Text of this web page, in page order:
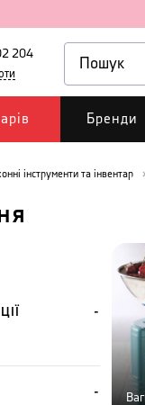
204
Бренди
інструменти та інвентар